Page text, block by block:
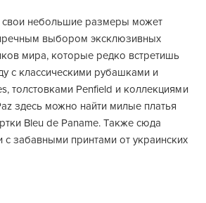
свои небольшие размеры может
выбором эксклюзивных
мира, которые редко встретишь
с классическими рубашками и
толстовками Penfield и коллекциями
здесь можно найти милые платья
Bleu de Paname. Также сюда
с забавными принтами от украинских